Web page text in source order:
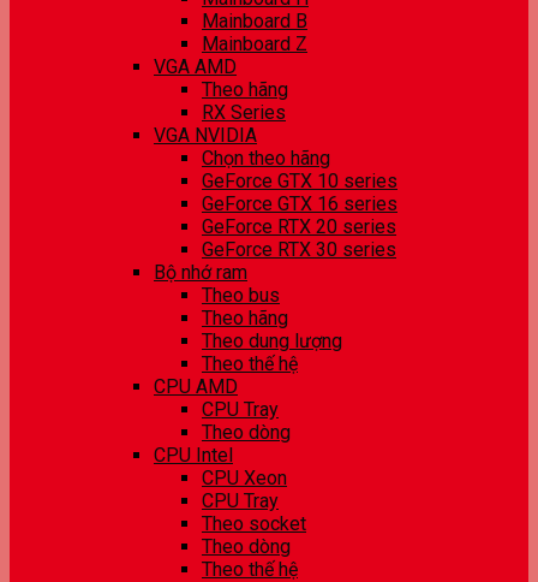
Mainboard B
Mainboard Z
VGA AMD
Theo hãng
RX Series
VGA NVIDIA
Chọn theo hãng
GeForce GTX 10 series
GeForce GTX 16 series
GeForce RTX 20 series
GeForce RTX 30 series
Bộ nhớ ram
Theo bus
Theo hãng
Theo dung lượng
Theo thế hệ
CPU AMD
CPU Tray
Theo dòng
CPU Intel
CPU Xeon
CPU Tray
Theo socket
Theo dòng
Theo thế hệ